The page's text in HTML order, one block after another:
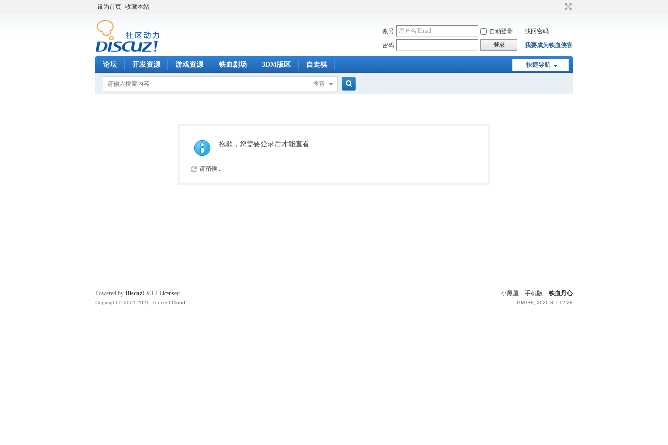
设为首页 收藏本站
账号 自动登录
找回密码
密码
登录 我要成为铁血侠客
快捷导航
论坛 开发资源 游戏资源 铁血剧场 3DM版区 自走棋
搜索
抱歉，您需要登录后才能查看
请稍候...
小黑屋 手机版 铁血丹心
GMT+8, 2026-8-7 12:28
Powered by Discuz! X3.4 Licensed
Copyright © 2001-2021, Tencent Cloud.